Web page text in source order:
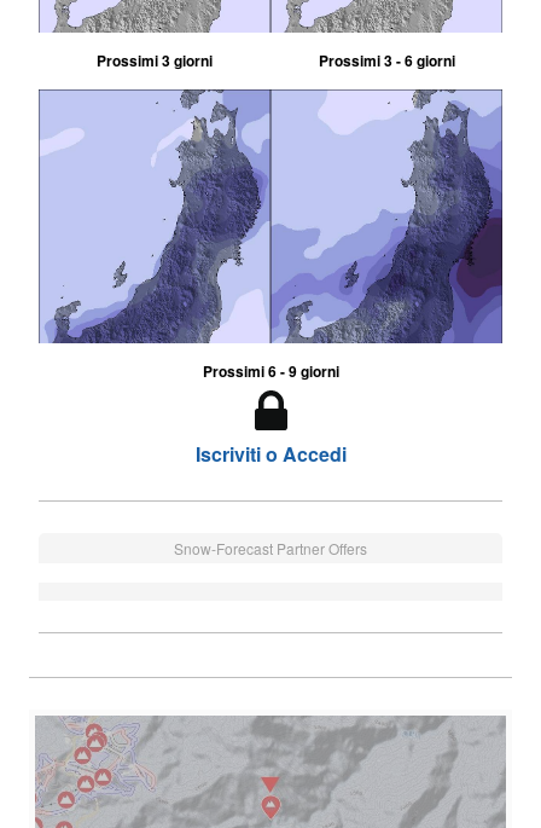
Prossimi 3 giorni Prossimi 3 - 6 giorni
Prossimi 6 - 9 giorni
Iscriviti o Accedi
Snow-Forecast Partner Offers